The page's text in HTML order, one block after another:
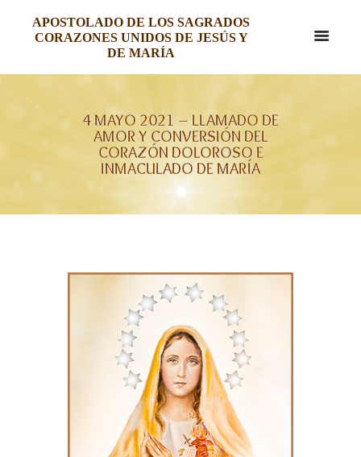
APOSTOLADO DE LOS SAGRADOS
CORAZONES UNIDOS DE JESÚS Y
DE MARÍA
4 MAYO 2021 – LLAMADO DE
AMOR Y CONVERSIÓN DEL
CORAZÓN DOLOROSO E
INMACULADO DE MARÍA